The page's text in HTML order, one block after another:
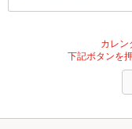
カレン
下記ボタンを